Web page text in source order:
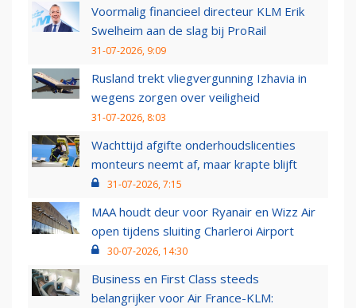
Voormalig financieel directeur KLM Erik
Swelheim aan de slag bij ProRail
31-07-2026, 9:09
Rusland trekt vliegvergunning Izhavia in
wegens zorgen over veiligheid
31-07-2026, 8:03
Wachttijd afgifte onderhoudslicenties
monteurs neemt af, maar krapte blijft
31-07-2026, 7:15
MAA houdt deur voor Ryanair en Wizz Air
open tijdens sluiting Charleroi Airport
30-07-2026, 14:30
Business en First Class steeds
belangrijker voor Air France-KLM: